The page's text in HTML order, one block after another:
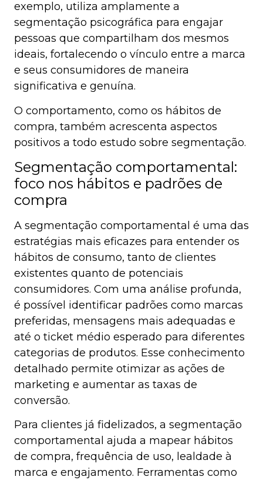
exemplo, utiliza amplamente a
segmentação psicográfica para engajar
pessoas que compartilham dos mesmos
ideais, fortalecendo o vínculo entre a marca
e seus consumidores de maneira
significativa e genuína.
O comportamento, como os hábitos de
compra, também acrescenta aspectos
positivos a todo estudo sobre segmentação.
Segmentação comportamental:
foco nos hábitos e padrões de
compra
A segmentação comportamental é uma das
estratégias mais eficazes para entender os
hábitos de consumo, tanto de clientes
existentes quanto de potenciais
consumidores. Com uma análise profunda,
é possível identificar padrões como marcas
preferidas, mensagens mais adequadas e
até o ticket médio esperado para diferentes
categorias de produtos. Esse conhecimento
detalhado permite otimizar as ações de
marketing e aumentar as taxas de
conversão.
Para clientes já fidelizados, a segmentação
comportamental ajuda a mapear hábitos
de compra, frequência de uso, lealdade à
marca e engajamento. Ferramentas como